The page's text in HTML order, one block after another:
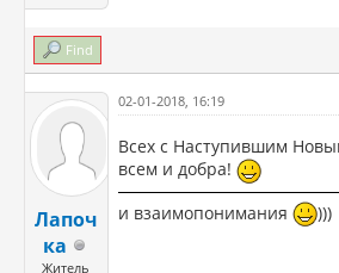
Find
Лапоч
ка
Житель
02-01-2018, 16:19
Всех с Наступившим
всем и добра!
и взаимопонимания
)))